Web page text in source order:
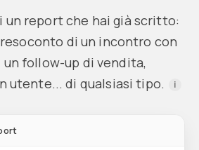
un report che hai già scritto:
di un incontro con
follow-up di vendita,
utente... di qualsiasi tipo.
i